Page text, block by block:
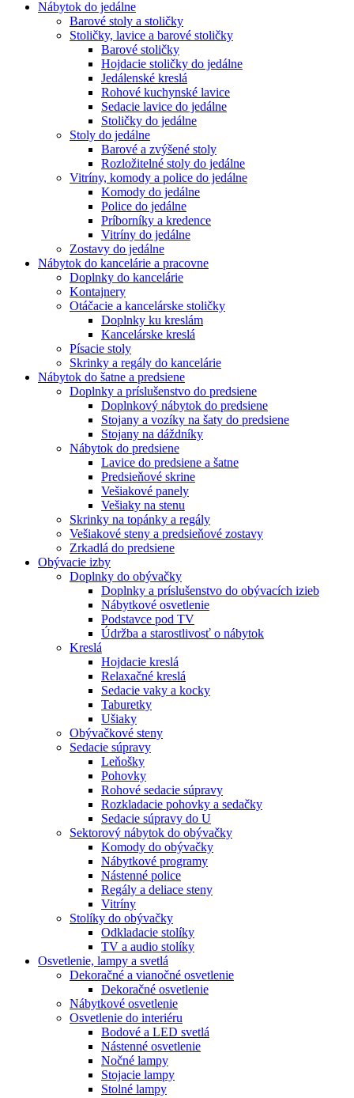
Nábytok do jedálne
Barové stoly a stoličky
Stoličky, lavice a barové stoličky
Barové stoličky
Hojdacie stoličky do jedálne
Jedálenské kreslá
Rohové kuchynské lavice
Sedacie lavice do jedálne
Stoličky do jedálne
Stoly do jedálne
Barové a zvýšené stoly
Rozložitelné stoly do jedálne
Vitríny, komody a police do jedálne
Komody do jedálne
Police do jedálne
Príborníky a kredence
Vitríny do jedálne
Zostavy do jedálne
Nábytok do kancelárie a pracovne
Doplnky do kancelárie
Kontajnery
Otáčacie a kancelárske stoličky
Doplnky ku kreslám
Kancelárske kreslá
Písacie stoly
Skrinky a regály do kancelárie
Nábytok do šatne a predsiene
Doplnky a príslušenstvo do predsiene
Doplnkový nábytok do predsiene
Stojany a vozíky na šaty do predsiene
Stojany na dáždníky
Nábytok do predsiene
Lavice do predsiene a šatne
Predsieňové skrine
Vešiakové panely
Vešiaky na stenu
Skrinky na topánky a regály
Vešiakové steny a predsieňové zostavy
Zrkadlá do predsiene
Obývacie izby
Doplnky do obývačky
Doplnky a príslušenstvo do obývacích izieb
Nábytkové osvetlenie
Podstavce pod TV
Údržba a starostlivosť o nábytok
Kreslá
Hojdacie kreslá
Relaxačné kreslá
Sedacie vaky a kocky
Taburetky
Ušiaky
Obývačkové steny
Sedacie súpravy
Leňošky
Pohovky
Rohové sedacie súpravy
Rozkladacie pohovky a sedačky
Sedacie súpravy do U
Sektorový nábytok do obývačky
Komody do obývačky
Nábytkové programy
Nástenné police
Regály a deliace steny
Vitríny
Stolíky do obývačky
Odkladacie stolíky
TV a audio stolíky
Osvetlenie, lampy a svetlá
Dekoračné a vianočné osvetlenie
Dekoračné osvetlenie
Nábytkové osvetlenie
Osvetlenie do interiéru
Bodové a LED svetlá
Nástenné osvetlenie
Nočné lampy
Stojacie lampy
Stolné lampy